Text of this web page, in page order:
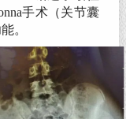
手术（关节囊
。